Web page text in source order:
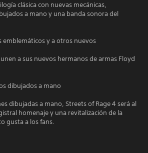
clásica con nuevas mecánicas,
a mano y una banda sonora del
emblemáticos y a otros nuevos
a sus nuevos hermanos de armas Floyd
dibujados a mano
dibujadas a mano, Streets of Rage 4 será al
homenaje y una revitalización de la
gusta a los fans.